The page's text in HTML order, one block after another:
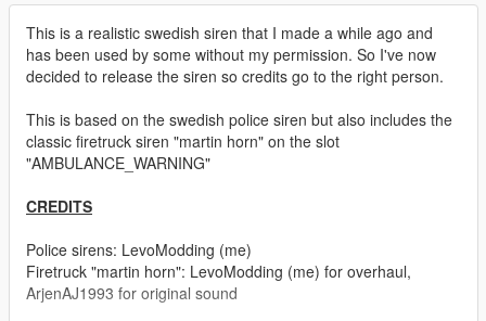
This is a realistic swedish siren that I made a while ago and
has been used by some without my permission. So I've now
decided to release the siren so credits go to the right person.
This is based on the swedish police siren but also includes the
classic firetruck siren "martin horn" on the slot
"AMBULANCE_WARNING"
CREDITS
Police sirens: LevoModding (me)
Firetruck "martin horn": LevoModding (me) for overhaul,
ArjenAJ1993 for original sound